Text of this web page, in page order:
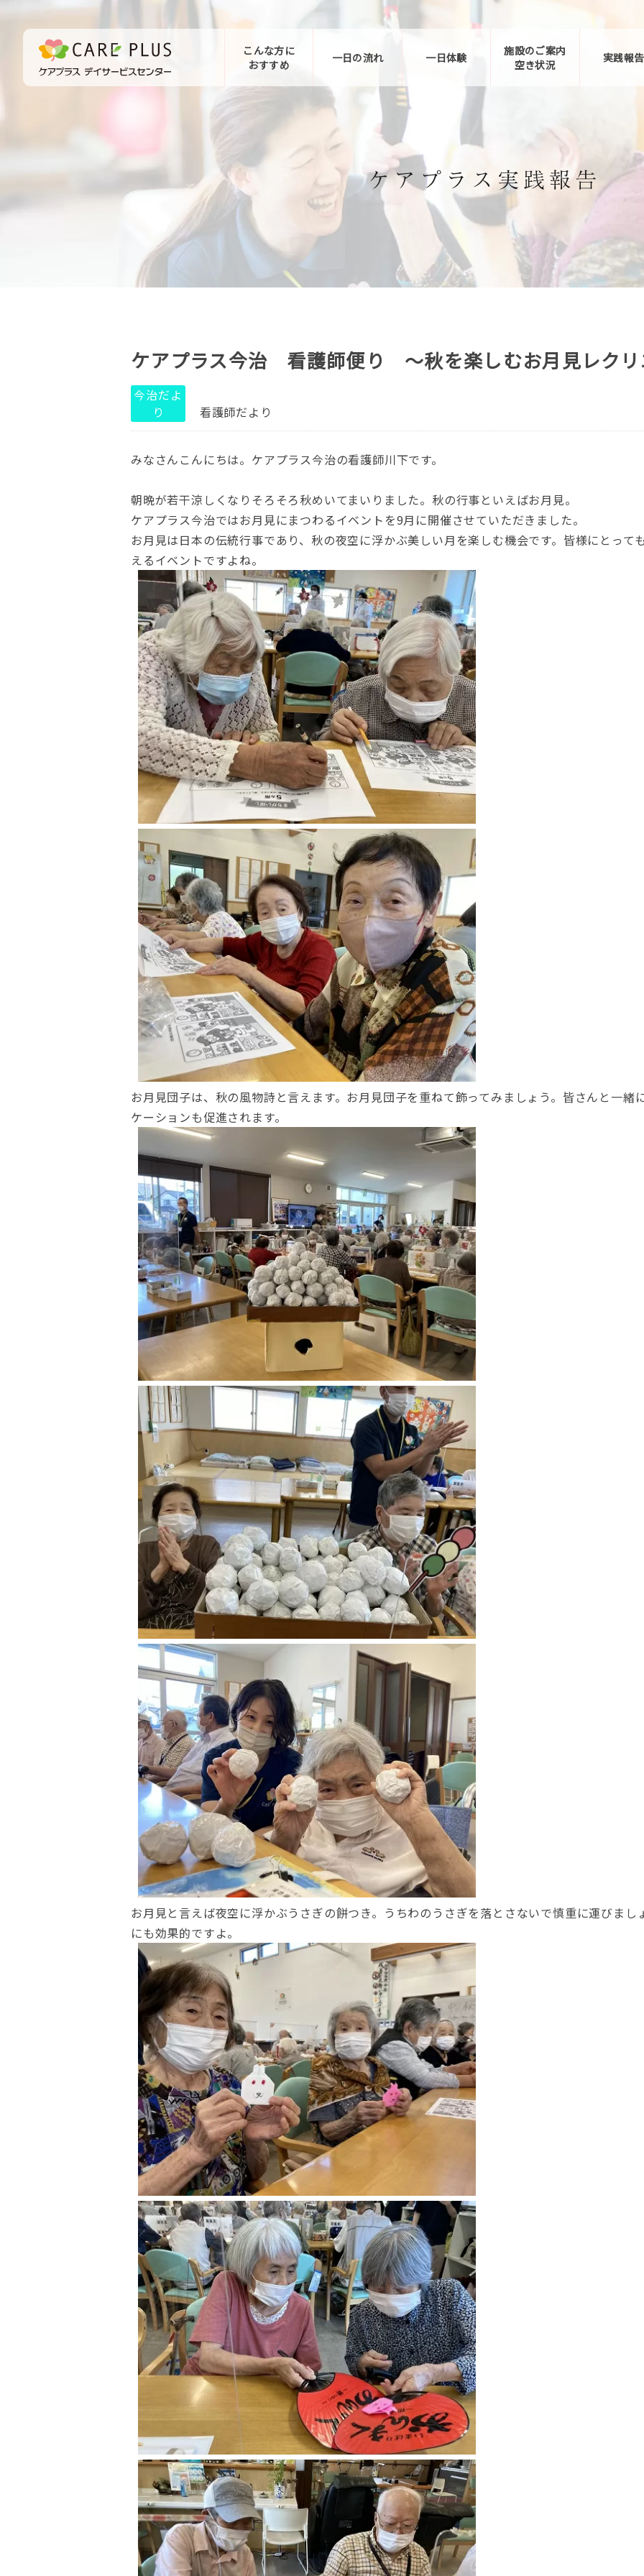
こんな方に
おすすめ
一日の流れ 一日体験
施設のご案内
空き状況
実践報告
お問い合わせ
ケアプラス今治 看護師便り ～秋を楽しむお月見レクリ
今治だよ
り
看護師だより
みなさんこんにちは。ケアプラス今治の看護師川下です。
朝晩が若干涼しくなりそろそろ秋めいてまいりました。秋の行事といえばお月見。
ケアプラス今治ではお月見にまつわるイベントを9月に開催させていただきました。
お月見は日本の伝統行事であり、秋の夜空に浮かぶ美しい月を楽しむ機会です。皆様にとって
えるイベントですよね。
お月見団子は、秋の風物詩と言えます。お月見団子を重ねて飾ってみましょう。皆さんと一緒
ケーションも促進されます。
お月見と言えば夜空に浮かぶうさぎの餅つき。うちわのうさぎを落とさないで慎重に運びま
にも効果的ですよ。